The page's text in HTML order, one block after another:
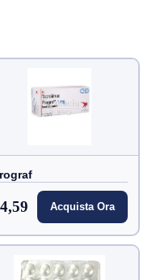
Acquista Ora